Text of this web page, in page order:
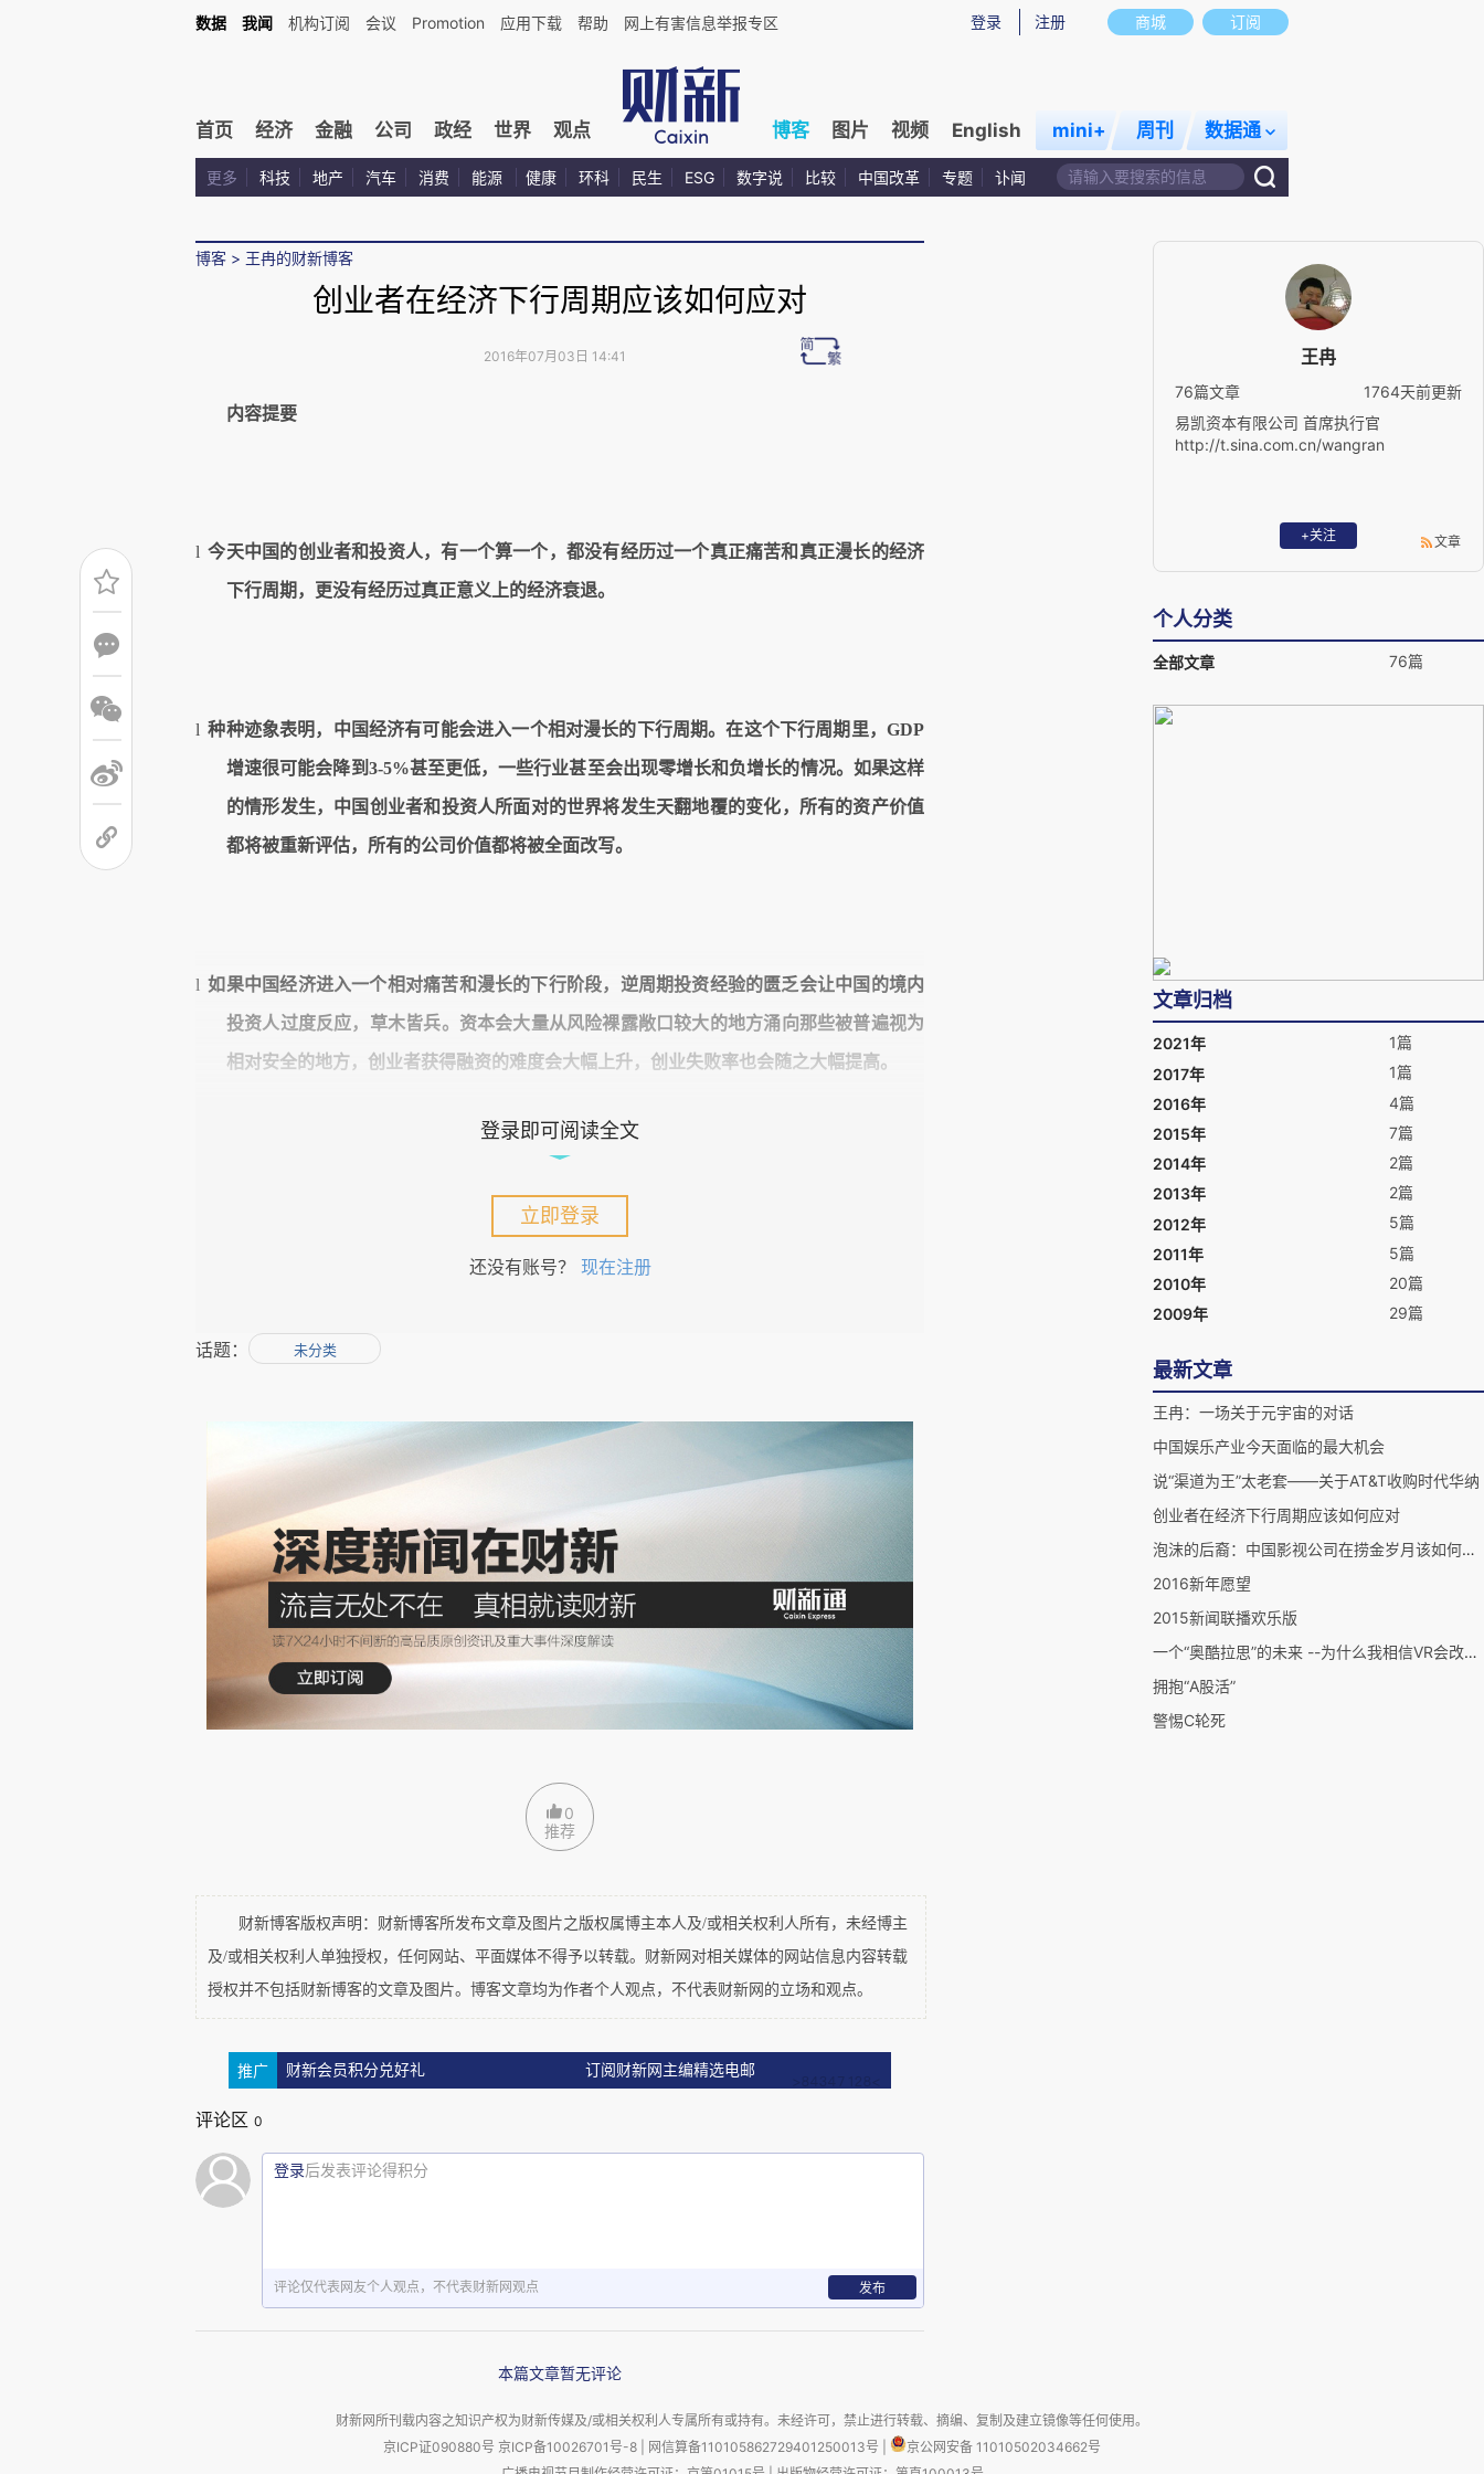
商城 订阅
登录 注册
数据 我闻 机构订阅 会议 Promotion 应用下载 帮助 网上有害信息举报专区
首页 经济 金融 公司 政经 世界 观点 博客 图片 视频 English mini+ 周刊 数据通
更多 科技 地产 汽车 消费 能源 健康 环科 民生 ESG 数字说 比较 中国改革 专题 讣闻
博客 > 王冉的财新博客
创业者在经济下行周期应该如何应对
2016年07月03日 14:41
内容提要
l 今天中国的创业者和投资人，有一个算一个，都没有经历过一个真正痛苦和真正漫长的经济
下行周期，更没有经历过真正意义上的经济衰退。
l 种种迹象表明，中国经济有可能会进入一个相对漫长的下行周期。在这个下行周期里，GDP
增速很可能会降到 3-5%甚至更低，一些行业甚至会出现零增长和负增长的情况。如果这样
的情形发生，中国创业者和投资人所面对的世界将发生天翻地覆的变化，所有的资产价值
都将被重新评估，所有的公司价值都将被全面改写。
l 如果中国经济进入一个相对痛苦和漫长的下行阶段，逆周期投资经验的匮乏会让中国的境内
投资人过度反应，草木皆兵。资本会大量从风险裸露敞口较大的地方涌向那些被普遍视为
相对安全的地方，创业者获得融资的难度会大幅上升，创业失败率也会随之大幅提高。
在这样一个大背景下，创业者应该审时度势，及时调整。我在这篇文章里给正在和即将创业
的创业者提几个具体的建议，供参考。
今天中国的创业者和投资人，有一个算一个，都没有经历过一个真正痛苦和真正漫长的经
济下行周期，更没有经历过真正意义上的经济衰退。
原因很简单，因为这种情况在中国改革开放后还没有出现过。
2015年，中国GDP的年平均增长率达到了
登录即可阅读全文
立即登录
还没有账号？ 现在注册
话题： 未分类
0
推荐
财新博客版权声明：财新博客所发布文章及图片之版权属博主本人及/或相关权利人所有，未经博主
及/或相关权利人单独授权，任何网站、平面媒体不得予以转载。财新网对相关媒体的网站信息内容转载
授权并不包括财新博客的文章及图片。博客文章均为作者个人观点，不代表财新网的立场和观点。
推广 财新会员积分兑好礼 订阅财新网主编精选电邮
评论区 0
登录后发表评论得积分
评论仅代表网友个人观点，不代表财新网观点 发布
本篇文章暂无评论
王冉
76篇文章
1764天前更新
易凯资本有限公司 首席执行官
http://t.sina.com.cn/wangran
+关注 文章
个人分类
全部文章 76篇
文章归档
2021年
1篇
2017年
1篇
2016年
4篇
2015年
7篇
2014年
2篇
2013年
2篇
2012年
5篇
2011年
5篇
2010年
20篇
2009年
29篇
最新文章
王冉：一场关于元宇宙的对话
中国娱乐产业今天面临的最大机会
说“渠道为王”太老套——关于AT&T收购时代华纳
创业者在经济下行周期应该如何应对
泡沫的后裔：中国影视公司在捞金岁月该如何估值和积聚价值
2016新年愿望
2015新闻联播欢乐版
一个“奥酷拉思”的未来 --为什么我相信VR会改变娱乐业以及这个世界
拥抱“A股活”
警惕C轮死
财新网所刊载内容之知识产权为财新传媒及/或相关权利人专属所有或持有。未经许可，禁止进行转载、摘编、复制及建立镜像等任何使用。
京ICP证090880号 京ICP备10026701号-8 网信算备110105862729401250013号
京公网安备 11010502034662号